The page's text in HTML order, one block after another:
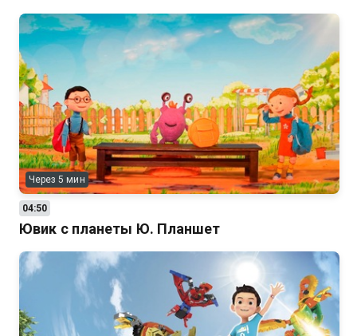
Через 5 мин
04:50
Ювик с планеты Ю. Планшет